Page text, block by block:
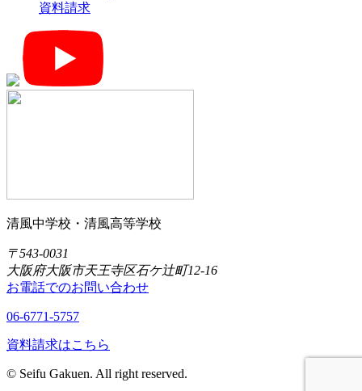
資料請求
清風中学校・清風高等学校
〒543-0031
大阪府大阪市天王寺区石ケ辻町12-16
お電話でのお問い合わせ
06-6771-5757
資料請求はこちら
© Seifu Gakuen. All right reserved.